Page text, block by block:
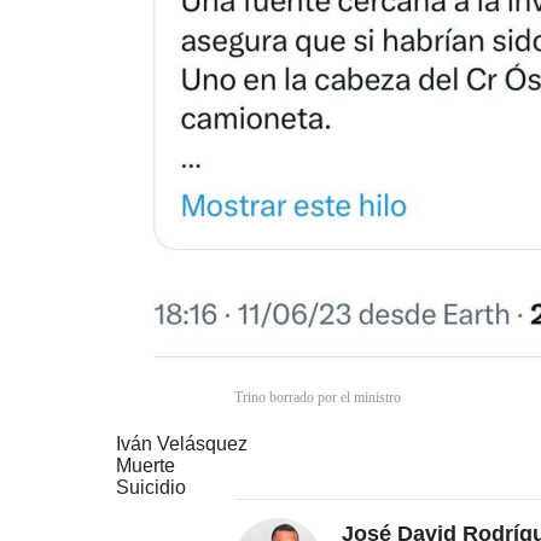
Trino borrado por el ministro
Iván Velásquez
Muerte
Suicidio
José David